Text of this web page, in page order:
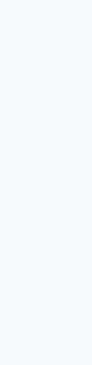
Paso 1:
de Google
certificado.
para tus
riesgo de que
negocio
nombre
facturación
indicada en
Paso 2:
únicamente
donde
Excluye
Paso 3:
debe ser
lenguaje que
«Exchange
Software
aunque tu
anuncio no
prohibidos
legales en el
Paso 4:
destino
cumplir con
exacto que